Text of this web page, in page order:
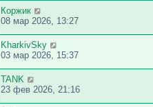
Коржик
08 мар 2026, 13:27
KharkivSky
03 мар 2026, 15:37
TANK
23 фев 2026, 21:16